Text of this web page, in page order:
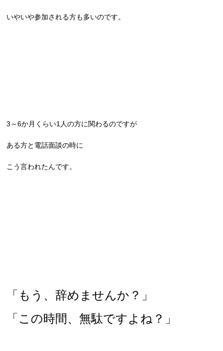
いやいや参加される方も多いのです。
3～6か月くらい1人の方に関わるのですが
ある方と電話面談の時に
こう言われたんです。
「もう、辞めませんか？」
「この時間、無駄ですよね？」